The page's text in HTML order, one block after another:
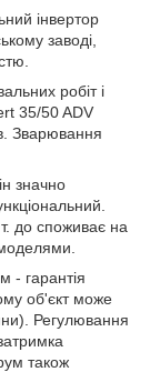
інвертор
заводі,
робіт і
35/50 ADV
Зварювання
значно
до споживає на
- гарантія
об'єкт може
Регулювання
також